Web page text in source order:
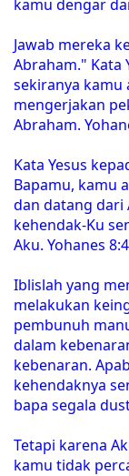
kamu dengar
Jawab mereka
Abraham." Kata
sekiranya kamu
mengerjakan
Abraham.
Kata Yesus
Bapamu, kamu
dan datang dari
kehendak-Ku
Aku. Yohanes
Iblislah yang
melakukan
pembunuh
dalam
kebenaran.
kehendaknya
bapa segala
Tetapi karena
kamu tidak